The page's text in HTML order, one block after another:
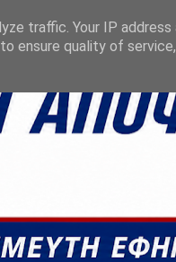
traffic. Your IP address
ensure quality of